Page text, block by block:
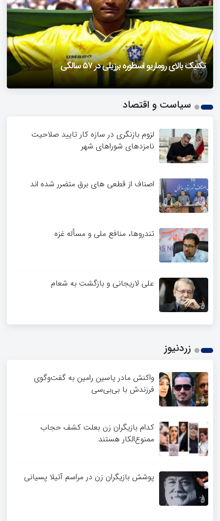
تکنیک بالای روماریو اسطوره برزیلی در ۵۷ سالگی
فیلمی از یک خواننده زن در توئیتر ضرغامی جنجالی شد
حمله تند مصطفی کواکبیان به مجری جنجالی صدا و سیما
دزفول را باید دید
2
سیاست و اقتصاد
لزوم بازنگری در سازه کار تایید صلاحیت
نامزدهای شوراهای شهر
اصناف از قطعی های برق متضرر شده اند
تندروها، منافع ملی و مسأله غزه
علی لاریجانی و بازگشت به شعام
زردنیوز
واکنش مادر یاسین رامین به گفت‌وگوی
فرزندش با بی‌بی‌سی
کدام بازیگران زن بعلت کشف حجاب
ممنوع‌الکار هستند
پوشش بازیگران زن در مراسم آتیلا پسیانی